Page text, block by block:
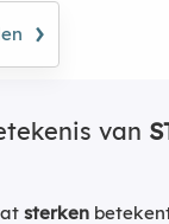
›
van
sterken